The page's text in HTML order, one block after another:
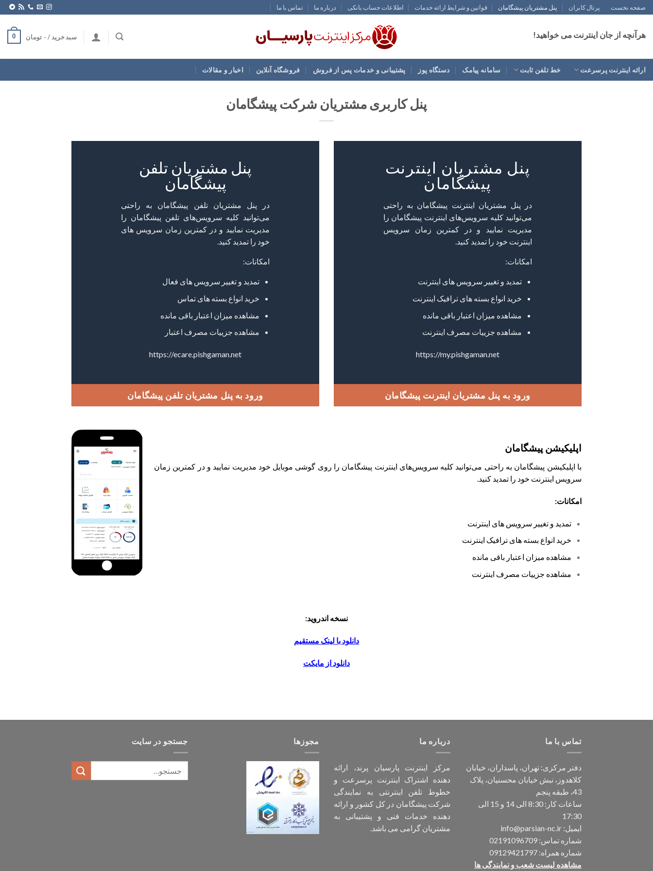
پرش
به
محتوا
صفحه نخست پرتال کابران پنل مشتریان پیشگامان قوانین و شرایط ارائه خدمات اطلاعات حساب بانکی درباره ما تماس با ما
هرآنچه از جان اینترنت می خواهید! سبد خرید / ۰ تومان 0
ارائه اینترنت پرسرعت خط تلفن ثابت سامانه پیامک دستگاه پوز پشتیبانی و خدمات پس از فروش فروشگاه آنلاین اخبار و مقالات
پنل کاربری مشتریان شرکت پیشگامان
پنل مشتریان اینترنت
پیشگامان
در پنل مشتریان اینترنت پیشگامان به راحتی
می‌توانید کلیه سرویس‌های اینترنت پیشگامان را
مدیریت نمایید و در کمترین زمان سرویس
اینترنت خود را تمدید کنید.
امکانات:
تمدید و تغییر سرویس های اینترنت
خرید انواع بسته های ترافیک اینترنت
مشاهده میزان اعتبار باقی مانده
مشاهده جزییات مصرف اینترنت
https://my.pishgaman.net
ورود به پنل مشتریان اینترنت پیشگامان
پنل مشتریان تلفن
پیشگامان
در پنل مشتریان تلفن پیشگامان به راحتی
می‌توانید کلیه سرویس‌های تلفن پیشگامان را
مدیریت نمایید و در کمترین زمان سرویس های
خود را تمدید کنید.
امکانات:
تمدید و تغییر سرویس های فعال
خرید انواع بسته های تماس
مشاهده میزان اعتبار باقی مانده
مشاهده جزییات مصرف اعتبار
https://ecare.pishgaman.net
ورود به پنل مشتریان تلفن پیشگامان
اپلیکیشن پیشگامان
با اپلیکیشن پیشگامان به راحتی می‌توانید کلیه سرویس‌های اینترنت پیشگامان را روی گوشی موبایل خود مدیریت نمایید و در کمترین زمان
سرویس اینترنت خود را تمدید کنید.
امکانات:
تمدید و تغییر سرویس های اینترنت
خرید انواع بسته های ترافیک اینترنت
مشاهده میزان اعتبار باقی مانده
مشاهده جزییات مصرف اینترنت
نسخه اندروید:
دانلود با لینک مستقیم
دانلود از مایکت
تماس با ما
دفتر مرکزی: تهران، پاسداران، خیابان
کلاهدوز، نبش خیابان محسنیان، پلاک
43، طبقه پنجم
ساعات کار: 8:30 الی 14 و 15 الی
17:30
ایمیل: info@parsian-nc.ir
شماره تماس: 02191096709
شماره همراه: 09129421797
مشاهده لیست شعب و نمایندگی ها
درباره ما
مرکز اینترنت پارسیان پرند، ارائه
دهنده اشتراک اینترنت پرسرعت و
خطوط تلفن اینترنتی به نمایندگی
شرکت پیشگامان در کل کشور و ارائه
دهنده خدمات فنی و پشتیبانی به
مشتریان گرامی می باشد.
مجوزها جستجو در سایت